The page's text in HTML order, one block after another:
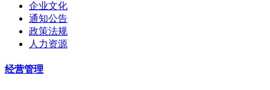
企业文化
通知公告
政策法规
人力资源
经营管理